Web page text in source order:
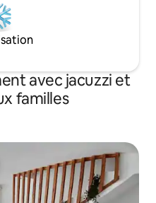
avec jacuzzi et
familles
appréciés